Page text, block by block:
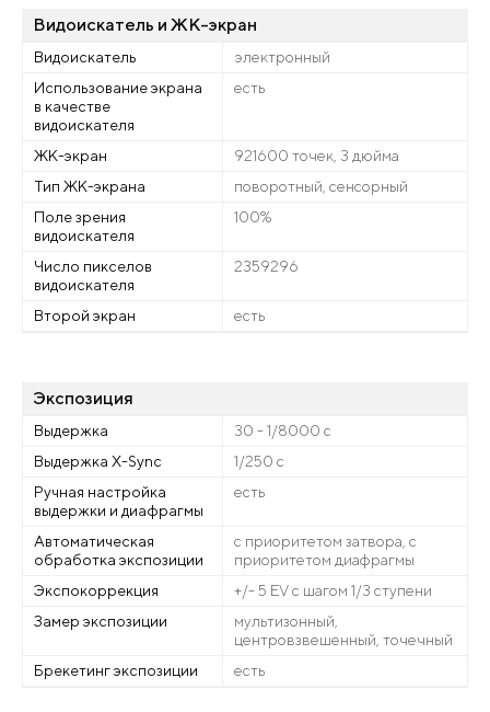
Видоискатель и ЖК-экран
Видоискатель
электронный
Использование экрана
в качестве
видоискателя
есть
ЖК-экран
921600 точек, 3 дюйма
Тип ЖК-экрана
поворотный, сенсорный
Поле зрения
видоискателя
100%
Число пикселов
видоискателя
2359296
Второй экран есть
Экспозиция
Выдержка
30 - 1/8000 с
Выдержка X-Sync
1/250 c
Ручная настройка
выдержки и диафрагмы
есть
Автоматическая
обработка экспозиции
с приоритетом затвора, с
приоритетом диафрагмы
Экспокоррекция
+/- 5 EV с шагом 1/3 ступени
Замер экспозиции
мультизонный,
центровзвешенный, точечный
Брекетинг экспозиции
есть